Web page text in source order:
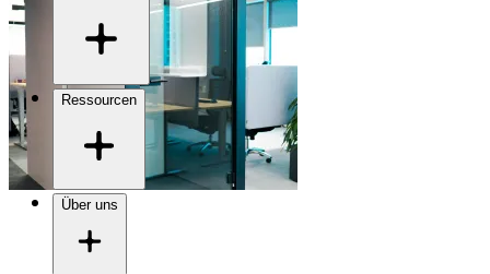
Ressourcen
Über uns